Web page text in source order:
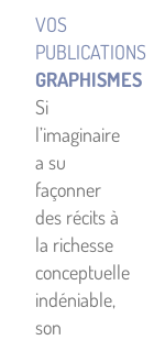
VOS
PUBLICATIONS
GRAPHISMES
Si
l’imaginaire
a su
façonner
des récits à
la richesse
conceptuelle
indéniable,
son